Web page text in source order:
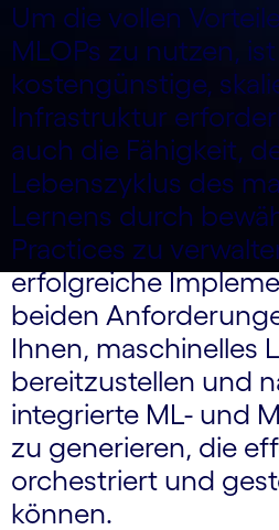
Um die vollen
MLOPs zu nutzen,
kostengünstige,
Infrastruktur
auch die Fähigkeit,
Lebenszyklus des
Lernens durch
Practices zu
erfolgreiche
beiden
Ihnen, maschinelles
bereitzustellen und
integrierte ML- und
zu generieren, die
orchestriert und
können.